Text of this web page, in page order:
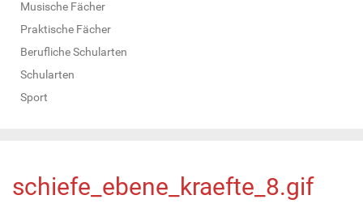
Musische Fächer
Praktische Fächer
Berufliche Schularten
Schularten
Sport
schiefe_ebene_kraefte_8.gif